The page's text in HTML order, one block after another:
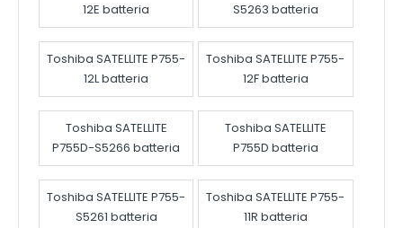
12E batteria
S5263 batteria
Toshiba SATELLITE P755-
12L batteria
Toshiba SATELLITE P755-
12F batteria
Toshiba SATELLITE
P755D-S5266 batteria
Toshiba SATELLITE
P755D batteria
Toshiba SATELLITE P755-
S5261 batteria
Toshiba SATELLITE P755-
11R batteria